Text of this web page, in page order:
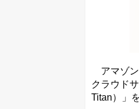
アマゾン
クラウド
Titan）」